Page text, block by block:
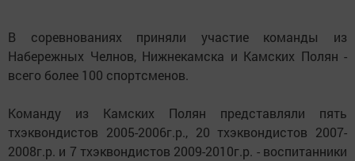
В соревнованиях приняли участие команды из
Набережных Челнов, Нижнекамска и Камских Полян -
всего более 100 спортсменов.
Команду из Камских Полян представляли пять
тхэквондистов 2005-2006г.р., 20 тхэквондистов 2007-
2008г.р. и 7 тхэквондистов 2009-2010г.р. - воспитанники